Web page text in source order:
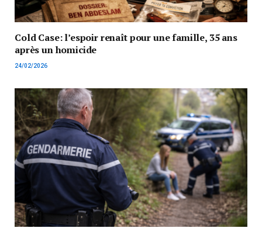
Cold Case: l’espoir renaît pour une famille, 35 ans
après un homicide
24/02/2026